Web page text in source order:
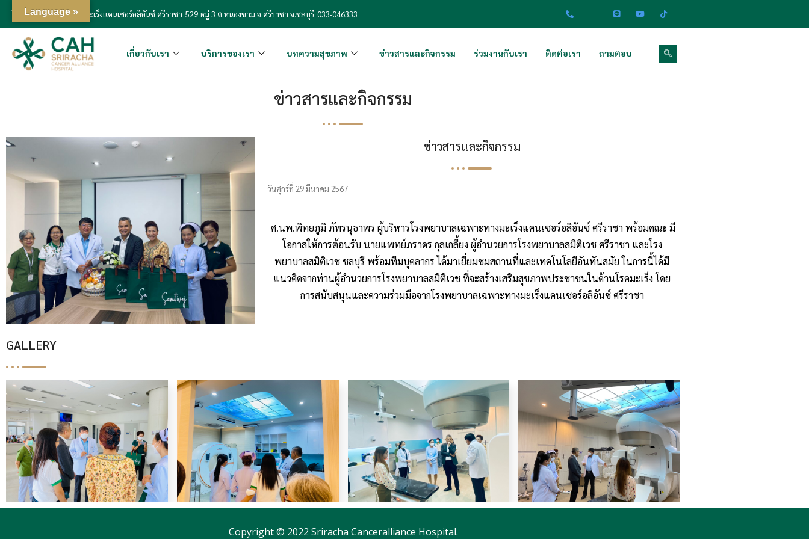
โรงพยาบาลเฉพาะทางมะเร็งแคนเซอร์อลิอันซ์ ศรีราชา 529 หมู่ 3 ต.หนองขาม อ.ศรีราชา จ.ชลบุรี 033-046333
เกี่ยวกับเรา บริการของเรา บทความสุขภาพ ข่าวสารและกิจกรรม ร่วมงานกับเรา ติดต่อเรา ถามตอบ
ข่าวสารและกิจกรรม
ข่าวสารและกิจกรรม
วันศุกร์ที่ 29 มีนาคม 2567
ศ.นพ.พิทยภูมิ ภัทรนุธาพร ผู้บริหารโรงพยาบาลเฉพาะทางมะเร็งแคนเซอร์อลิอันซ์ ศรีราชา พร้อมคณะ มี
โอกาสให้การต้อนรับ นายแพทย์ภราดร กุลเกลี้ยง ผู้อำนวยการโรงพยาบาลสมิติเวช ศรีราชา และโรง
พยาบาลสมิติเวช ชลบุรี พร้อมทีมบุคลากร ได้มาเยี่ยมชมสถานที่และเทคโนโลยีอันทันสมัย ในการนี้ได้มี
แนวคิดจากท่านผู้อำนวยการโรงพยาบาลสมิติเวช ที่จะสร้างเสริมสุขภาพประชาชนในด้านโรคมะเร็ง โดย
การสนับสนุนและความร่วมมือจากโรงพยาบาลเฉพาะทางมะเร็งแคนเซอร์อลิอันซ์ ศรีราชา
GALLERY
Copyright © 2022 Sriracha Canceralliance Hospital.
Language »